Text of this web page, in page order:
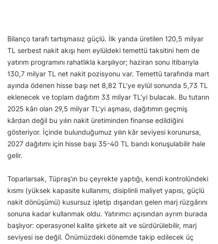
Bilanço tarafı tartışmasız güçlü. İlk yarıda üretilen 120,5 milyar
TL serbest nakit akışı hem eylüldeki temettü taksitini hem de
yatırım programını rahatlıkla karşılıyor; haziran sonu itibarıyla
130,7 milyar TL net nakit pozisyonu var. Temettü tarafında mart
ayında ödenen hisse başı net 8,82 TL’ye eylül sonunda 5,73 TL
eklenecek ve toplam dağıtım 33 milyar TL’yi bulacak. Bu tutarın
2025 kârı olan 29,5 milyar TL’yi aşması, dağıtımın geçmiş
kârdan değil bu yılın nakit üretiminden finanse edildiğini
gösteriyor. İçinde bulunduğumuz yılın kâr seviyesi korunursa,
2027 dağıtımı için hisse başı 35-40 TL bandı konuşulabilir hale
gelir.
Toparlarsak, Tüpraş’ın bu çeyrekte yaptığı, kendi kontrolündeki
kısmı (yüksek kapasite kullanımı, disiplinli maliyet yapısı, güçlü
nakit dönüşümü) kusursuz işletip dışarıdan gelen marj rüzgârını
sonuna kadar kullanmak oldu. Yatırımcı açısından ayrım burada
başlıyor: operasyonel kalite şirkete ait ve sürdürülebilir, marj
seviyesi ise değil. Önümüzdeki dönemde takip edilecek üç